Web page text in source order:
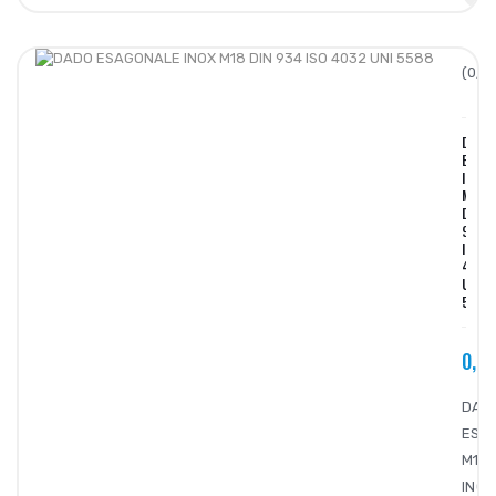
(0/
DADO
INOX
M18
DIN
934
ISO
4032
UNI
5588
M18